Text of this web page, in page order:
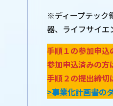
※ディープテック
器、ライフサイエ
手順１の参加申込
参加申込済みの方
手順２の提出締切
>事業化計画書の